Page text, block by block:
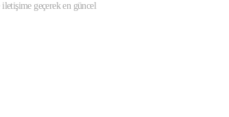
geçerek en güncel